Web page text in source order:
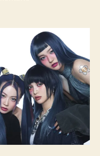
d
b
l
i
c
a
ç
ã
G
l
a
n
ç
a
p
a
r
c
e